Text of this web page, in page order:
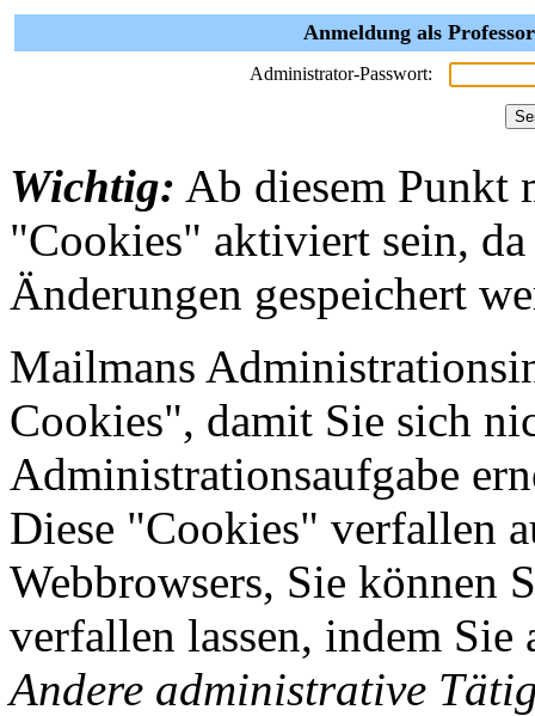
Anmeldung als
Administrator-Passwort:
Wichtig: Ab diesem Punkt
"Cookies" aktiviert sein,
Änderungen gespeichert
Mailmans
Cookies", damit Sie sich
Administrationsaufgabe
Diese "Cookies" verfallen
Webbrowsers, Sie können
verfallen lassen, indem
Andere administrative